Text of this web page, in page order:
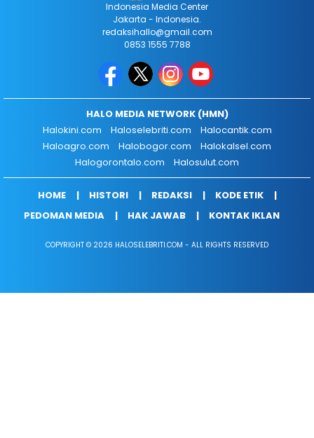
Indonesia Media Center
Jakarta - Indonesia.
redaksihallo@gmail.com
0853 1555 7788
HALO MEDIA NETWORK (HMN)
Halokini.com
Haloselebriti.com
Halocantik.com
Haloagro.com
Halobogor.com
Halokalsel.com
Halogorontalo.com
Halosulut.com
HOME HISTORI REDAKSI
KODE ETIK
PEDOMAN MEDIA
HAK JAWAB KONTAK IKLAN
COPYRIGHT © 2026 HALOSELEBRITI.COM - ALL RIGHTS RESERVED